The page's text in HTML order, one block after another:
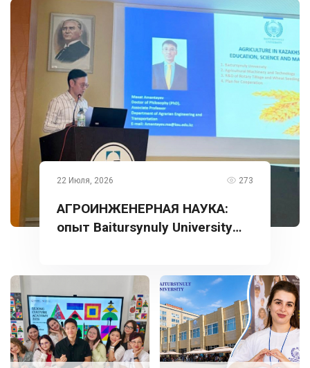
22 Июля, 2026 273
АГРОИНЖЕНЕРНАЯ НАУКА:
опыт Baitursynuly University